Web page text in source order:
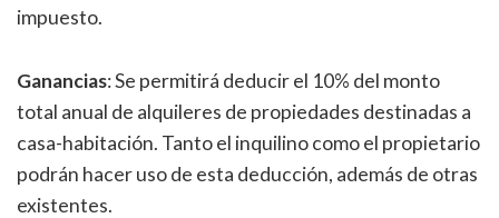
impuesto.
Ganancias: Se permitirá deducir el 10% del monto
total anual de alquileres de propiedades destinadas a
casa-habitación. Tanto el inquilino como el propietario
podrán hacer uso de esta deducción, además de otras
existentes.